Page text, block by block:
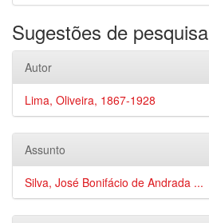
Sugestões de pesquisa
Autor
Lima, Oliveira, 1867-1928
Assunto
Silva, José Bonifácio de Andrada ...